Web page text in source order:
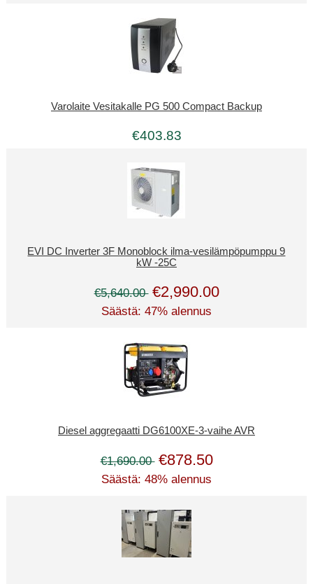
Varolaite Vesitakalle PG 500 Compact Backup
€403.83
EVI DC Inverter 3F Monoblock ilma-vesilämpöpumppu 9
kW -25C
€5,640.00 €2,990.00
Säästä: 47% alennus
Diesel aggregaatti DG6100XE-3-vaihe AVR
€1,690.00 €878.50
Säästä: 48% alennus